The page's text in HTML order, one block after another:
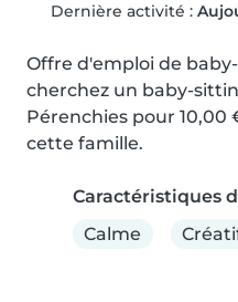
Dernière activité :
Offre d'emploi de
cherchez un baby-
Pérenchies pour 10,00
cette famille.
Caractéristiques
Calme